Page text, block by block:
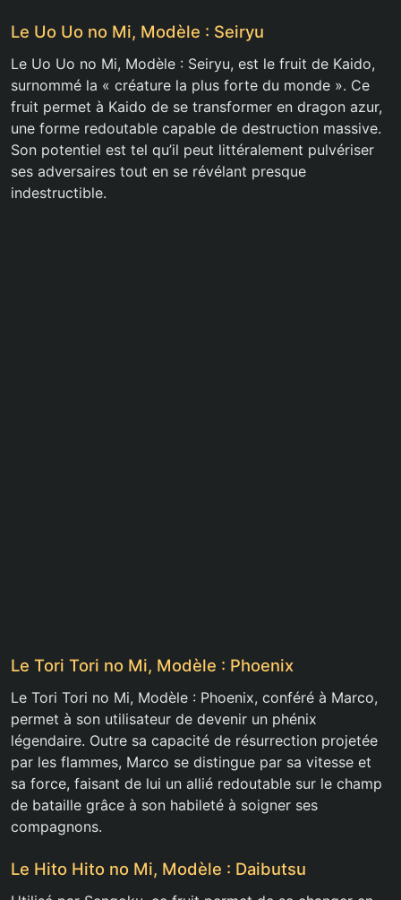
Le Uo Uo no Mi, Modèle : Seiryu
Le Uo Uo no Mi, Modèle : Seiryu, est le fruit de Kaido,
surnommé la « créature la plus forte du monde ». Ce
fruit permet à Kaido de se transformer en dragon azur,
une forme redoutable capable de destruction massive.
Son potentiel est tel qu’il peut littéralement pulvériser
ses adversaires tout en se révélant presque
indestructible.
Le Tori Tori no Mi, Modèle : Phoenix
Le Tori Tori no Mi, Modèle : Phoenix, conféré à Marco,
permet à son utilisateur de devenir un phénix
légendaire. Outre sa capacité de résurrection projetée
par les flammes, Marco se distingue par sa vitesse et
sa force, faisant de lui un allié redoutable sur le champ
de bataille grâce à son habileté à soigner ses
compagnons.
Le Hito Hito no Mi, Modèle : Daibutsu